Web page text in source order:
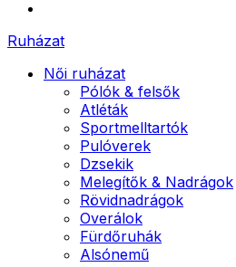
Ruházat
Női ruházat
Pólók & felsők
Atléták
Sportmelltartók
Pulóverek
Dzsekik
Melegítők & Nadrágok
Rövidnadrágok
Overálok
Fürdőruhák
Alsónemű